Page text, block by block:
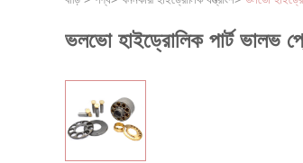
ভলভো হাইড্রোলিক পার্ট